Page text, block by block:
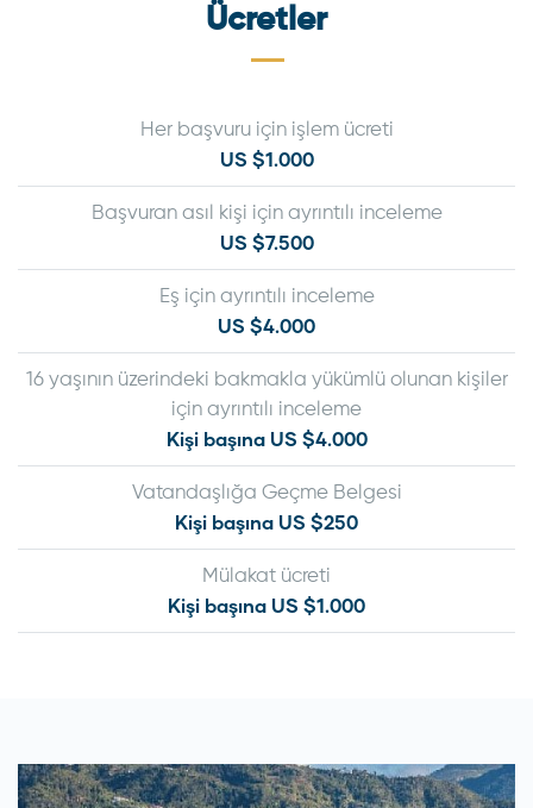
Ücretler
Her başvuru için işlem ücreti
US $1.000
Başvuran asıl kişi için ayrıntılı inceleme
US $7.500
Eş için ayrıntılı inceleme
US $4.000
16 yaşının üzerindeki bakmakla yükümlü olunan kişiler
için ayrıntılı inceleme
Kişi başına US $4.000
Vatandaşlığa Geçme Belgesi
Kişi başına US $250
Mülakat ücreti
Kişi başına US $1.000